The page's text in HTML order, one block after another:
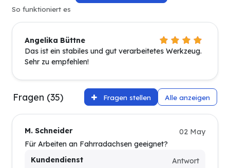
So funktioniert es
Angelika Büttne
Das ist ein stabiles und gut verarbeitetes Werkzeug.
Sehr zu empfehlen!
Fragen (35) Fragen stellen Alle anzeigen
M. Schneider
02 May
Für Arbeiten an Fahrradachsen geeignet?
Kundendienst
Antwort